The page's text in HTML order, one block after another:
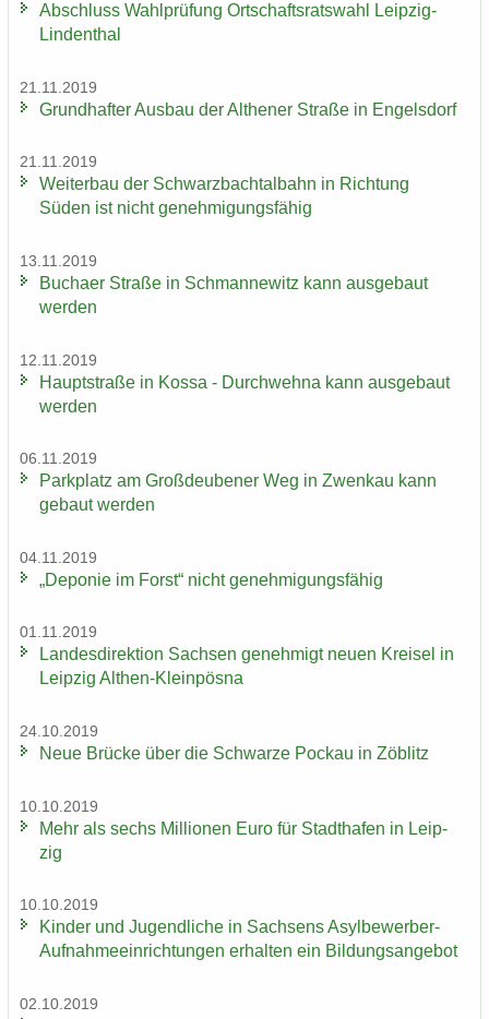
Ab­schluss Wahl­prü­fung Ort­schafts­rats­wahl Leipzig-​
Lindenthal
21.11.2019
Grund­haf­ter Aus­bau der Alt­he­ner Stra­ße in En­gels­dorf
21.11.2019
Wei­ter­bau der Schwarz­bach­tal­bahn in Rich­tung
Süden ist nicht ge­neh­mi­gungs­fä­hig
13.11.2019
Bu­ch­a­er Stra­ße in Sch­man­ne­witz kann aus­ge­baut
wer­den
12.11.2019
Haupt­stra­ße in Kossa - Durch­weh­na kann aus­ge­baut
wer­den
06.11.2019
Park­platz am Groß­deu­be­ner Weg in Zwenkau kann
ge­baut wer­den
04.11.2019
„De­po­nie im Forst“ nicht ge­neh­mi­gungs­fä­hig
01.11.2019
Lan­des­di­rek­ti­on Sach­sen ge­neh­migt neuen Krei­sel in
Leip­zig Althen-​Kleinpösna
24.10.2019
Neue Brü­cke über die Schwar­ze Po­ckau in Zö­blitz
10.10.2019
Mehr als sechs Mil­lio­nen Euro für Stadt­ha­fen in Leip­
zig
10.10.2019
Kin­der und Ju­gend­li­che in Sach­sens Asylbewerber-​
Aufnahmeeinrichtungen er­hal­ten ein Bil­dungs­an­ge­bot
02.10.2019